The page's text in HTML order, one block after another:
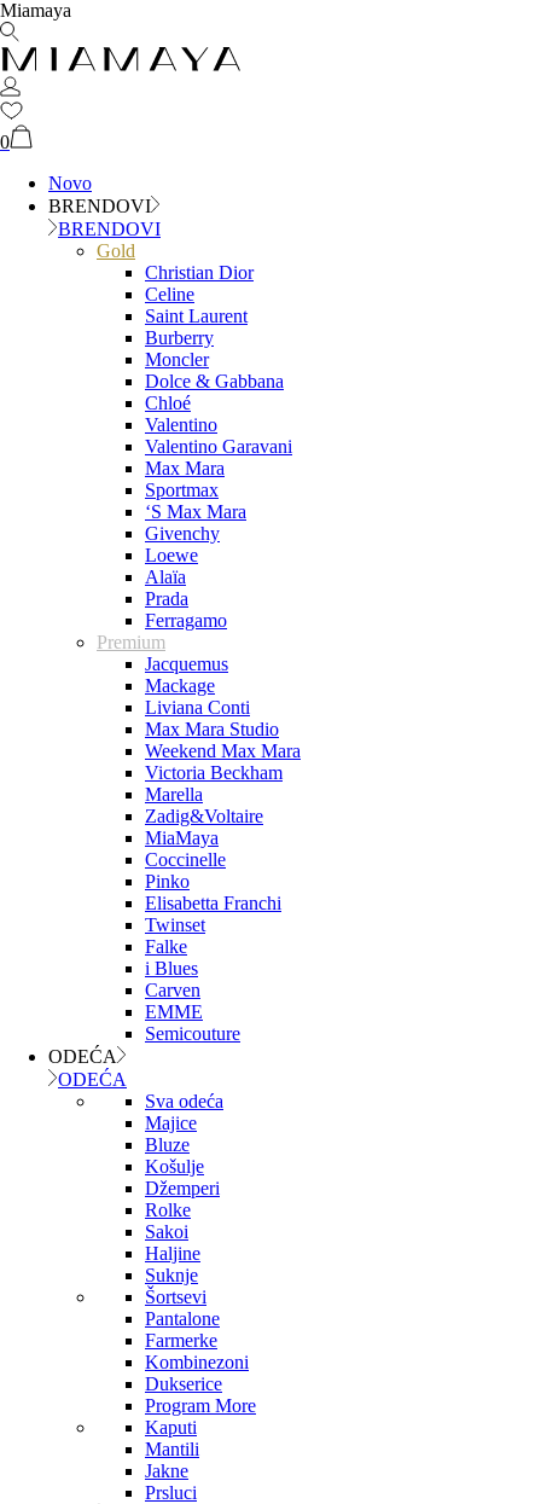
Miamaya
0
Novo
BRENDOVI
BRENDOVI
Gold
Christian Dior
Celine
Saint Laurent
Burberry
Moncler
Dolce & Gabbana
Chloé
Valentino
Valentino Garavani
Max Mara
Sportmax
‘S Max Mara
Givenchy
Loewe
Alaïa
Prada
Ferragamo
Premium
Jacquemus
Mackage
Liviana Conti
Max Mara Studio
Weekend Max Mara
Victoria Beckham
Marella
Zadig&Voltaire
MiaMaya
Coccinelle
Pinko
Elisabetta Franchi
Twinset
Falke
i Blues
Carven
EMME
Semicouture
ODEĆA
ODEĆA
Sva odeća
Majice
Bluze
Košulje
Džemperi
Rolke
Sakoi
Haljine
Suknje
Šortsevi
Pantalone
Farmerke
Kombinezoni
Dukserice
Program More
Kaputi
Mantili
Jakne
Prsluci